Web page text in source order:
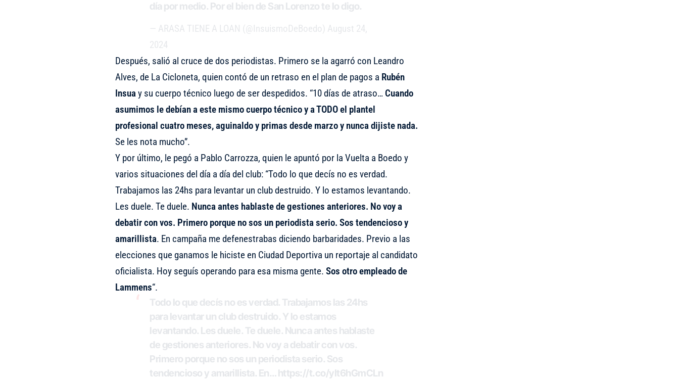
día por medio. Por el bien de San Lorenzo te lo digo.
— ARASA TIENE A LOAN (@InsuismoDeBoedo) August 24,
2024
Después, salió al cruce de dos periodistas. Primero se la agarró con Leandro
Alves, de La Cicloneta, quien contó de un retraso en el plan de pagos a Rubén
Insuay su cuerpo técnico luego de ser despedidos. “10 días de atraso…Cuando
asumimos le debían a este mismo cuerpo técnico y a TODO el plantel
profesional cuatro meses, aguinaldo y primas desde marzo y nunca dijiste nada.
Se les nota mucho”.
Y por último, le pegó a Pablo Carrozza, quien le apuntó por la Vuelta a Boedo y
varios situaciones del día a día del club: “Todo lo que decís no es verdad.
Trabajamos las 24hs para levantar un club destruido. Y lo estamos levantando.
Les duele. Te duele. Nunca antes hablaste de gestiones anteriores. No voy a
debatir con vos. Primero porque no sos un periodista serio. Sos tendencioso y
amarillista. En campaña me defenestrabas diciendo barbaridades. Previo a las
elecciones que ganamos le hiciste en Ciudad Deportiva un reportaje al candidato
oficialista. Hoy seguís operando para esa misma gente. Sos otro empleado de
Lammens“.
Todo lo que decís no es verdad. Trabajamos las 24hs
para levantar un club destruido. Y lo estamos
levantando. Les duele. Te duele. Nunca antes hablaste
de gestiones anteriores. No voy a debatir con vos.
Primero porque no sos un periodista serio. Sos
tendencioso y amarillista. En…https://t.co/yIt6hGmCLn